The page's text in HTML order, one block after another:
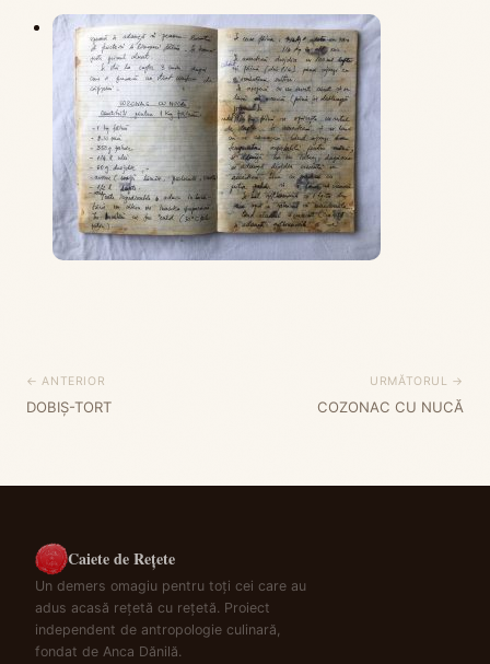
← ANTERIOR
DOBIȘ-TORT
URMĂTORUL →
COZONAC CU NUCĂ
Caiete de Rețete
Un demers omagiu pentru toți cei care au
adus acasă rețetă cu rețetă. Proiect
independent de antropologie culinară,
fondat de Anca Dănilă.